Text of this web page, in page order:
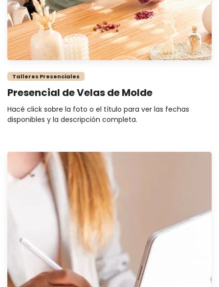
Talleres Presenciales
Presencial de Velas de Molde
Hacé click sobre la foto o el título para ver las fechas
disponibles y la descripción completa.